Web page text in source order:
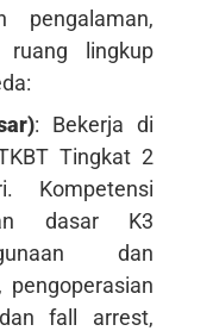
pengalaman,
lingkup
: Bekerja di
Tingkat 2
Kompetensi
dasar K3
dan
pengoperasian
fall arrest,